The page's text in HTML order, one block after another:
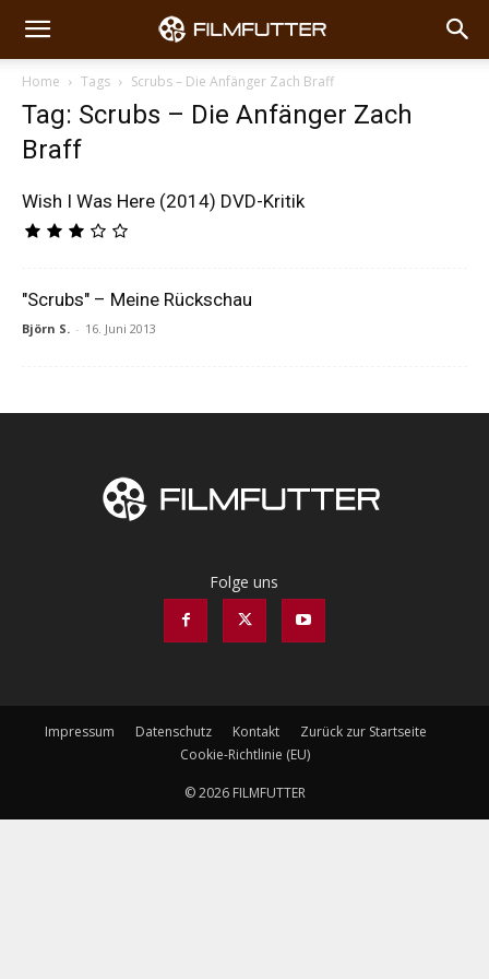
Home Tags Scrubs – Die Anfänger Zach Braff
Tag: Scrubs – Die Anfänger Zach
Braff
Wish I Was Here (2014) DVD-Kritik
"Scrubs" – Meine Rückschau
Björn S. - 16. Juni 2013
Folge uns
Impressum Datenschutz Kontakt
Zurück zur Startseite
Cookie-Richtlinie (EU)
© 2026 FILMFUTTER